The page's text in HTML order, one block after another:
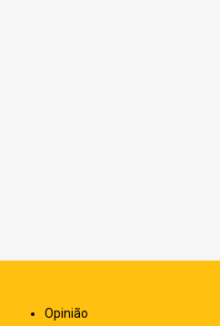
Opinião